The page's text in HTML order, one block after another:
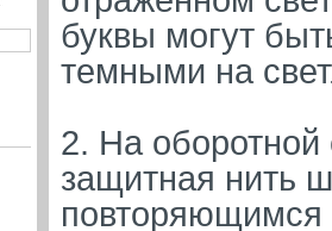
буквы могут
темными на
2. На оборотной
защитная нить
повторяющимся